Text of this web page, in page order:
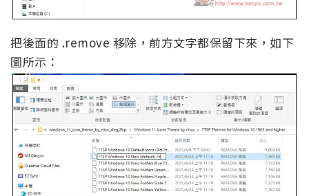
把後面的 .remove 移除，前方文字都保留下來，如下
圖所示：